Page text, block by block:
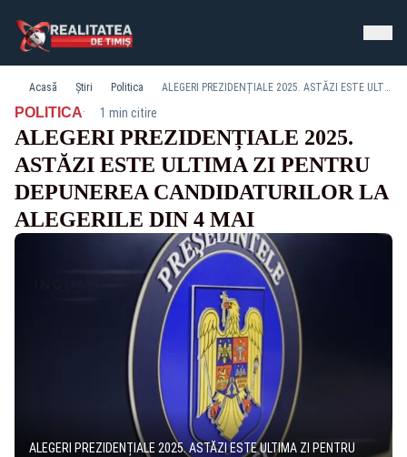
Acasă Știri Politica ALEGERI PREZIDENȚIALE 2025. ASTĂZI ESTE ULTIMA ZI PENTRU DEPUNEREA CANDIDATURILOR LA ALEGERILE DIN 4 MAI
POLITICA· 1 min citire
ALEGERI PREZIDENȚIALE 2025.
ASTĂZI ESTE ULTIMA ZI PENTRU
DEPUNEREA CANDIDATURILOR LA
ALEGERILE DIN 4 MAI
ALEGERI PREZIDENȚIALE 2025. ASTĂZI ESTE ULTIMA ZI PENTRU